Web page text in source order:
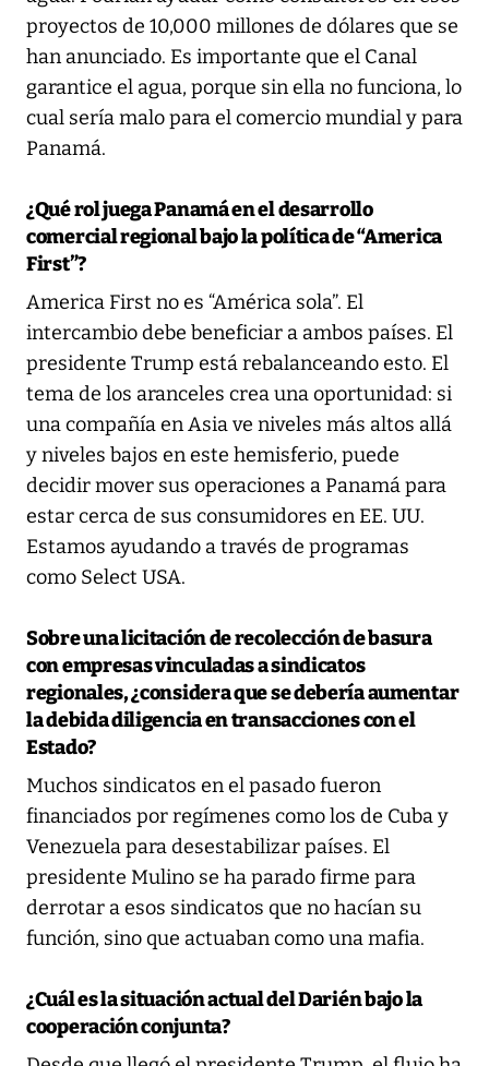
proyectos de 10,000 millones de dólares que se
han anunciado. Es importante que el Canal
garantice el agua, porque sin ella no funciona, lo
cual sería malo para el comercio mundial y para
Panamá.
¿Qué rol juega Panamá en el desarrollo
comercial regional bajo la política de “America
First”?
America First no es “América sola”. El
intercambio debe beneficiar a ambos países. El
presidente Trump está rebalanceando esto. El
tema de los aranceles crea una oportunidad: si
una compañía en Asia ve niveles más altos allá
y niveles bajos en este hemisferio, puede
decidir mover sus operaciones a Panamá para
estar cerca de sus consumidores en EE. UU.
Estamos ayudando a través de programas
como Select USA.
Sobre una licitación de recolección de basura
con empresas vinculadas a sindicatos
regionales, ¿considera que se debería aumentar
la debida diligencia en transacciones con el
Estado?
Muchos sindicatos en el pasado fueron
financiados por regímenes como los de Cuba y
Venezuela para desestabilizar países. El
presidente Mulino se ha parado firme para
derrotar a esos sindicatos que no hacían su
función, sino que actuaban como una mafia.
¿Cuál es la situación actual del Darién bajo la
cooperación conjunta?